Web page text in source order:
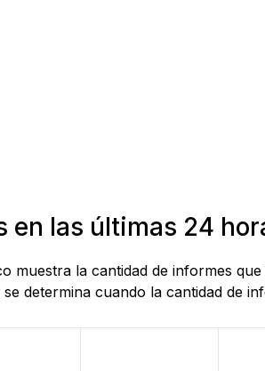
en las últimas 24
muestra la cantidad de informes
determina cuando la cantidad de